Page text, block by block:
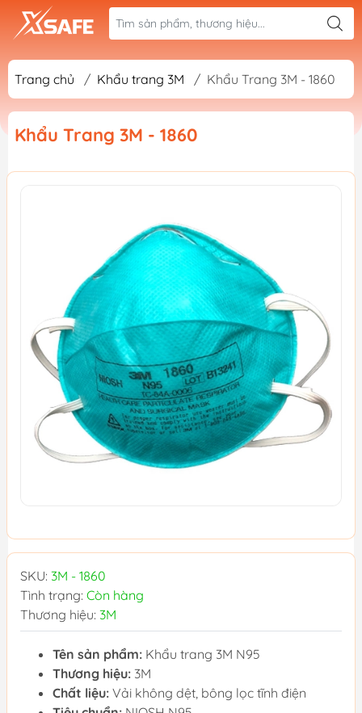
Trang chủ / Khẩu trang 3M / Khẩu Trang 3M - 1860
Khẩu Trang 3M - 1860
SKU: 3M - 1860
Tình trạng: Còn hàng
Thương hiệu: 3M
Tên sản phẩm: Khẩu trang 3M N95
Thương hiệu: 3M
Chất liệu: Vải không dệt, bông lọc tĩnh điện